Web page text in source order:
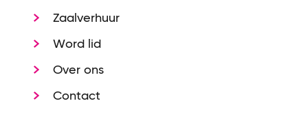
Zaalverhuur
Word lid
Over ons
Contact